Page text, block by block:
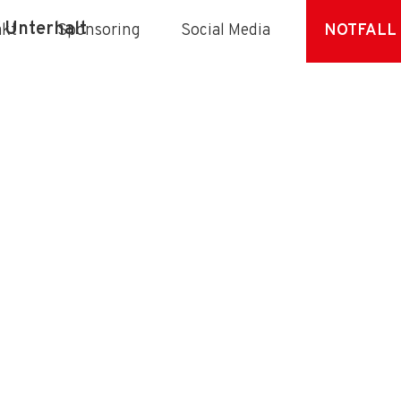
Sponsoring Social Media NOTFALL
Unterhalt